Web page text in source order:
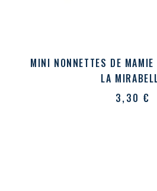
MINI NONNETTES DE
LA
3,30 €